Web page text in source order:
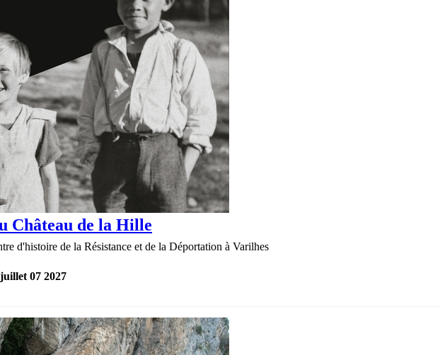
Château de la Hille
d'histoire de la Résistance et de la Déportation à Varilhes
juillet 07 2027